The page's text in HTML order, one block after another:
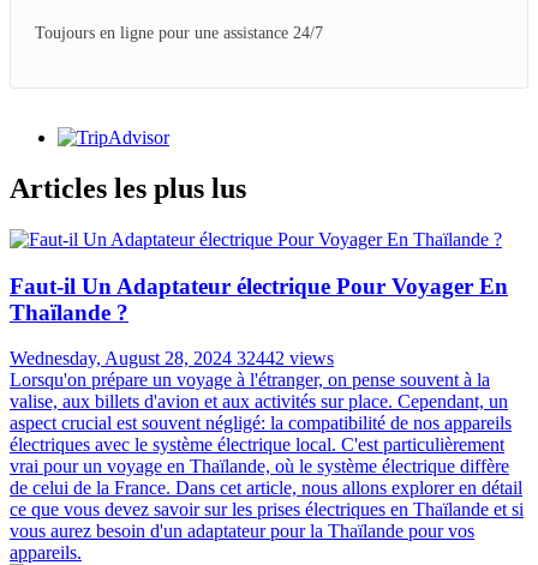
Toujours en ligne pour une assistance 24/7
Articles les plus lus
Faut-il Un Adaptateur électrique Pour Voyager En
Thaïlande ?
Wednesday, August 28, 2024 32442 views
Lorsqu'on prépare un voyage à l'étranger, on pense souvent à la
valise, aux billets d'avion et aux activités sur place. Cependant, un
aspect crucial est souvent négligé: la compatibilité de nos appareils
électriques avec le système électrique local. C'est particulièrement
vrai pour un voyage en Thaïlande, où le système électrique diffère
de celui de la France. Dans cet article, nous allons explorer en détail
ce que vous devez savoir sur les prises électriques en Thaïlande et si
vous aurez besoin d'un adaptateur pour la Thaïlande pour vos
appareils.